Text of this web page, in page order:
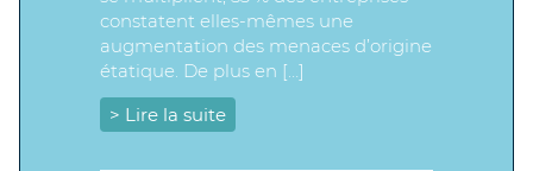
constatent elles-mêmes une
augmentation des menaces d’origine
étatique. De plus en […]
> Lire la suite